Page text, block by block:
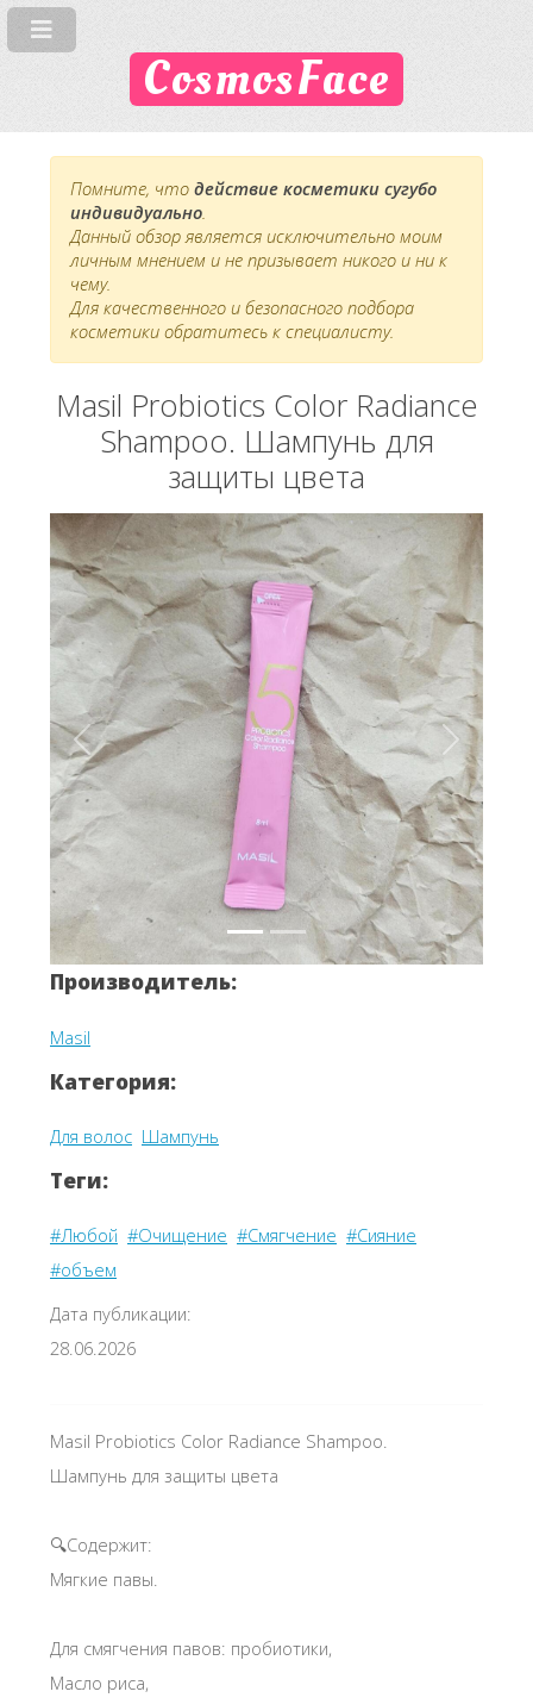
CosmosFace
Помните, что действие косметики сугубо
индивидуально.
Данный обзор является исключительно моим
личным мнением и не призывает никого и ни к
чему.
Для качественного и безопасного подбора
косметики обратитесь к специалисту.
Masil Probiotics Color Radiance
Shampoo. Шампунь для
защиты цвета
Вперёд Назад
Производитель:
Masil
Категория:
Для волос Шампунь
Теги:
#Любой #Очищение #Смягчение #Сияние
#объем
Дата публикации:
28.06.2026
Masil Probiotics Color Radiance Shampoo.
Шампунь для защиты цвета
🔍Содержит:
Мягкие павы.
Для смягчения павов: пробиотики,
Масло риса,